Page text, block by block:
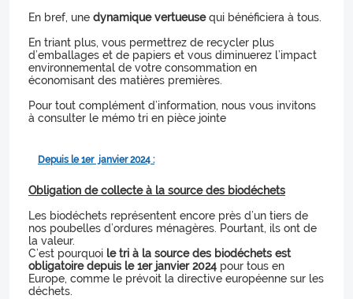
En bref, une dynamique vertueusequi bénéficiera à tous.
En triant plus, vous permettrez de recycler plus
d’emballages et de papiers et vous diminuerez l’impact
environnemental de votre consommation en
économisant des matières premières.
Pour tout complément d’information, nous vous invitons
à consulter le mémo tri en pièce jointe
Depuis le 1er janvier 2024 :
Obligation de collecte à la source des biodéchets
Les biodéchets représentent encore près d’un tiers de
nos poubelles d’ordures ménagères. Pourtant, ils ont de
la valeur.
C’est pourquoi le tri à la source des biodéchets est
obligatoire depuis le 1er janvier 2024 pour tous en
Europe, comme le prévoit la directive européenne sur les
déchets.